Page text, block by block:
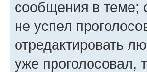
сообщения в теме;
не успел
отредактировать
уже проголосовал,